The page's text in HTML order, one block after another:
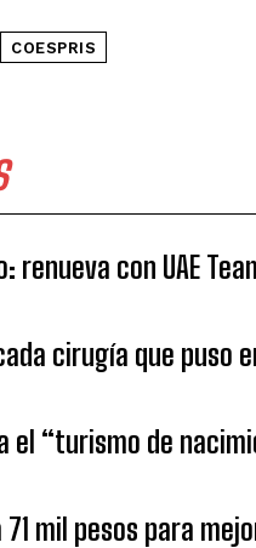
COESPRIS
con UAE
cirugía que puso
“turismo de
mil pesos para